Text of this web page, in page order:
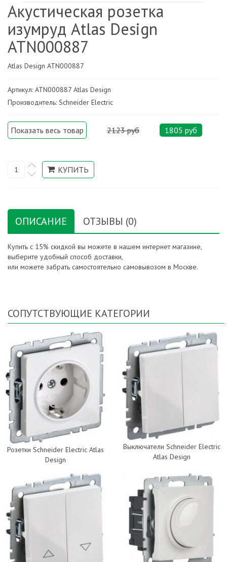
Акустическая розетка
изумруд Atlas Design
ATN000887
Atlas Design ATN000887
Артикул: ATN000887 Atlas Design
Производитель: Schneider Electric
Показать весь товар 2123 руб 1805 руб
ОПИСАНИЕ ОТЗЫВЫ (0)
Купить с 15% скидкой вы можете в нашем интернет магазине,
выберите удобный способ доставки,
или можете забрать самостоятельно самовывозом в Москве.
СОПУТСТВУЮЩИЕ КАТЕГОРИИ
Розетки Schneider Electric Atlas
Design
Выключатели Schneider Electric
Atlas Design